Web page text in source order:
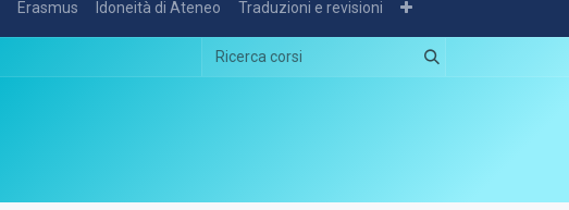
Erasmus Idoneità di Ateneo Traduzioni e revisioni